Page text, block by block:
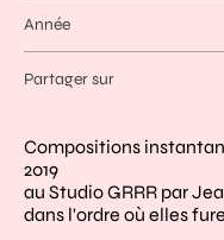
Année
Partager sur
Compositions
2019
au Studio GRRR par
dans l'ordre où elles